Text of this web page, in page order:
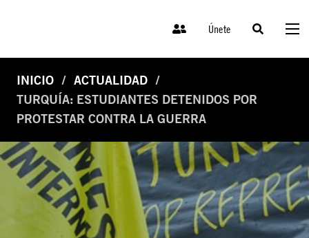
Únete
INICIO
ACTUALIDAD
TURQUÍA: ESTUDIANTES DETENIDOS POR
PROTESTAR CONTRA LA GUERRA